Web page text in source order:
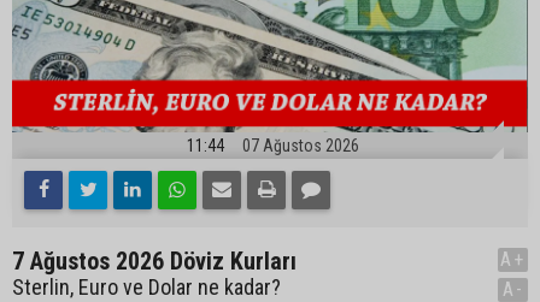
11:44 07 Ağustos 2026
7 Ağustos 2026 Döviz Kurları
Sterlin, Euro ve Dolar ne kadar?
A+
A-